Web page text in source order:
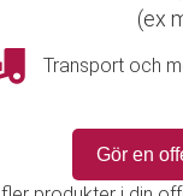
(ex
Transport och
Gör en